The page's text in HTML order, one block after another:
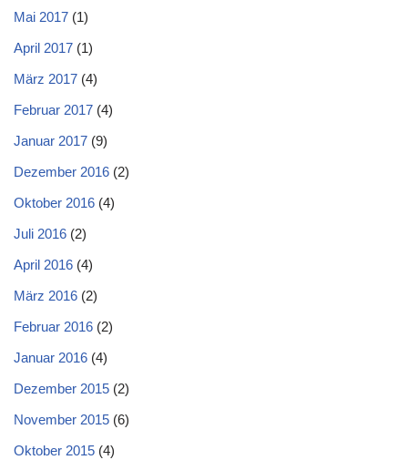
Mai 2017 (1)
April 2017 (1)
März 2017 (4)
Februar 2017 (4)
Januar 2017 (9)
Dezember 2016 (2)
Oktober 2016 (4)
Juli 2016 (2)
April 2016 (4)
März 2016 (2)
Februar 2016 (2)
Januar 2016 (4)
Dezember 2015 (2)
November 2015 (6)
Oktober 2015 (4)